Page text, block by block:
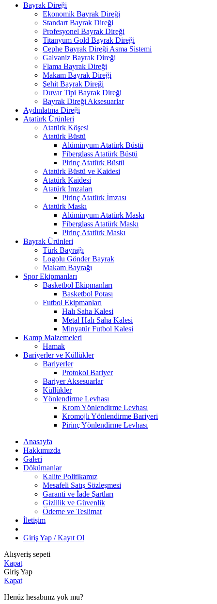
Bayrak Direği
Ekonomik Bayrak Direği
Standart Bayrak Direği
Profesyonel Bayrak Direği
Titanyum Gold Bayrak Direği
Cephe Bayrak Direği Asma Sistemi
Galvaniz Bayrak Direği
Flama Bayrak Direği
Makam Bayrak Direği
Şehit Bayrak Direği
Duvar Tipi Bayrak Direği
Bayrak Direği Aksesuarlar
Aydınlatma Direği
Atatürk Ürünleri
Atatürk Köşesi
Atatürk Büstü
Alüminyum Atatürk Büstü
Fiberglass Atatürk Büstü
Pirinç Atatürk Büstü
Atatürk Büstü ve Kaidesi
Atatürk Kaidesi
Atatürk İmzaları
Pirinç Atatürk İmzası
Atatürk Maskı
Alüminyum Atatürk Maskı
Fiberglass Atatürk Maskı
Pirinç Atatürk Maskı
Bayrak Ürünleri
Türk Bayrağı
Logolu Gönder Bayrak
Makam Bayrağı
Spor Ekipmanları
Basketbol Ekipmanları
Basketbol Potası
Futbol Ekipmanları
Halı Saha Kalesi
Metal Halı Saha Kalesi
Minyatür Futbol Kalesi
Kamp Malzemeleri
Hamak
Bariyerler ve Küllükler
Bariyerler
Protokol Bariyer
Bariyer Aksesuarlar
Küllükler
Yönlendirme Levhası
Krom Yönlendirme Levhası
Kromojlı Yönlendirme Bariyeri
Pirinç Yönlendirme Levhası
Anasayfa
Hakkımızda
Galeri
Dökümanlar
Kalite Politikamız
Mesafeli Satış Sözleşmesi
Garanti ve İade Şartları
Gizlilik ve Güvenlik
Ödeme ve Teslimat
İletişim
Giriş Yap / Kayıt Ol
Alışveriş sepeti
Kapat
Giriş Yap
Kapat
Henüz hesabınız yok mu?